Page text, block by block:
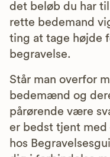
det beløb du har
rette bedemand
ting at tage højde
begravelse.
Står man overfor
bedemænd og
pårørende være
er bedst tjent med
hos